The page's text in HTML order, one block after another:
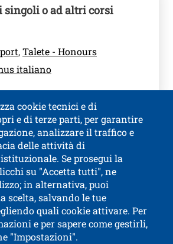
singoli o ad altri corsi
,Talete - Honours
italiano
cookie tecnici e di
e di terze parti, per garantire
analizzare il traffico e
delle attività di
Se prosegui la
su "Accetta tutti", ne
in alternativa, puoi
scelta, salvando le tue
quali cookie attivare. Per
e per sapere come gestirli,
"Impostazioni".
Università di Trento
14 - I-38122 Trento
P.IVA-C.F. 003​40520220